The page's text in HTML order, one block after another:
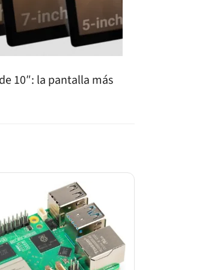
10″: la pantalla más